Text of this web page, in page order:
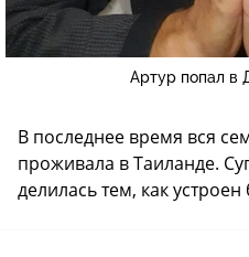
Артур попал в
В последнее время вся
проживала в Таиланде.
делилась тем, как устроен